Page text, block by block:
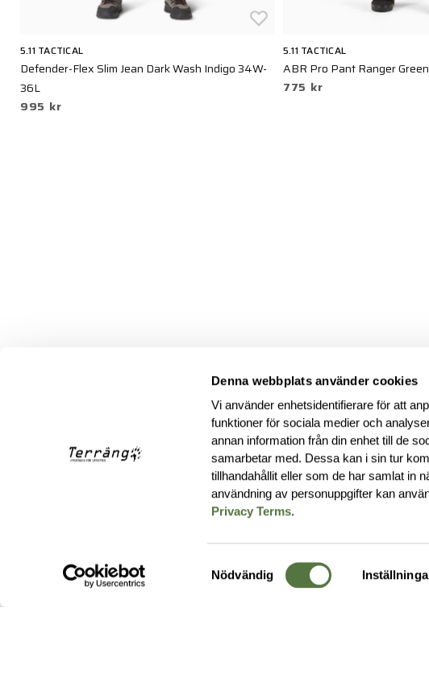
Denna webbplats använder cookies
Vi använder enhetsidentifierare för att
funktioner för sociala medier och
annan information från din enhet till de
samarbetar med. Dessa kan i sin tur
tillhandahållit eller som de har samlat in
användning av personuppgifter kan
Privacy Terms.
Samtyckesval
Nödvändig
5.11 TACTICAL
Defender-Flex Slim Jean Dark Wash Indigo 34W-
36L
995 kr
5.11 TACTICAL
ABR Pro Pant Ranger
775 kr